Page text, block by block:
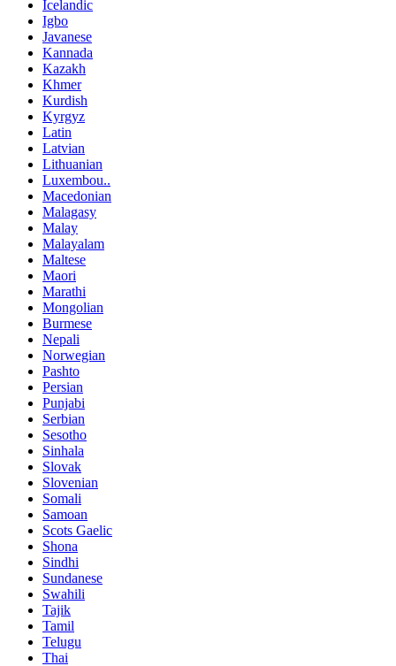
Icelandic
Igbo
Javanese
Kannada
Kazakh
Khmer
Kurdish
Kyrgyz
Latin
Latvian
Lithuanian
Luxembou..
Macedonian
Malagasy
Malay
Malayalam
Maltese
Maori
Marathi
Mongolian
Burmese
Nepali
Norwegian
Pashto
Persian
Punjabi
Serbian
Sesotho
Sinhala
Slovak
Slovenian
Somali
Samoan
Scots Gaelic
Shona
Sindhi
Sundanese
Swahili
Tajik
Tamil
Telugu
Thai